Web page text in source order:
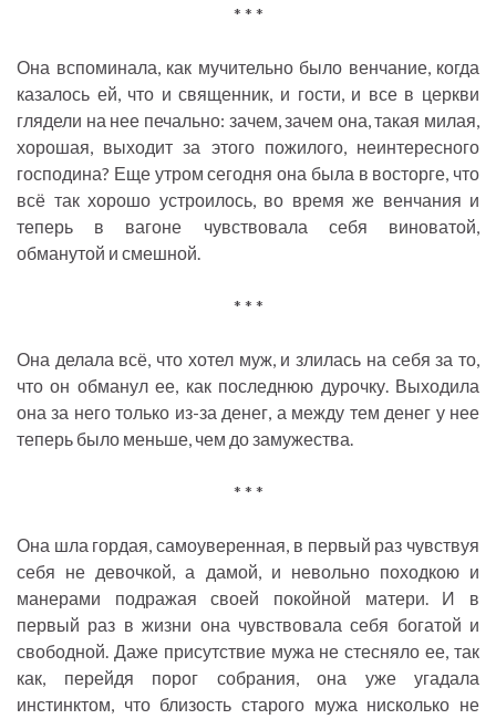
* * *
Она вспоминала, как мучительно было венчание, когда
казалось ей, что и священник, и гости, и все в церкви
глядели на нее печально: зачем, зачем она, такая милая,
хорошая, выходит за этого пожилого, неинтересного
господина? Еще утром сегодня она была в восторге, что
всё так хорошо устроилось, во время же венчания и
теперь в вагоне чувствовала себя виноватой,
обманутой и смешной.
* * *
Она делала всё, что хотел муж, и злилась на себя за то,
что он обманул ее, как последнюю дурочку. Выходила
она за него только из-за денег, а между тем денег у нее
теперь было меньше, чем до замужества.
* * *
Она шла гордая, самоуверенная, в первый раз чувствуя
себя не девочкой, а дамой, и невольно походкою и
манерами подражая своей покойной матери. И в
первый раз в жизни она чувствовала себя богатой и
свободной. Даже присутствие мужа не стесняло ее, так
как, перейдя порог собрания, она уже угадала
инстинктом, что близость старого мужа нисколько не